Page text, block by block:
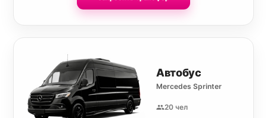
Автобус
Mercedes Sprinter
20 чел